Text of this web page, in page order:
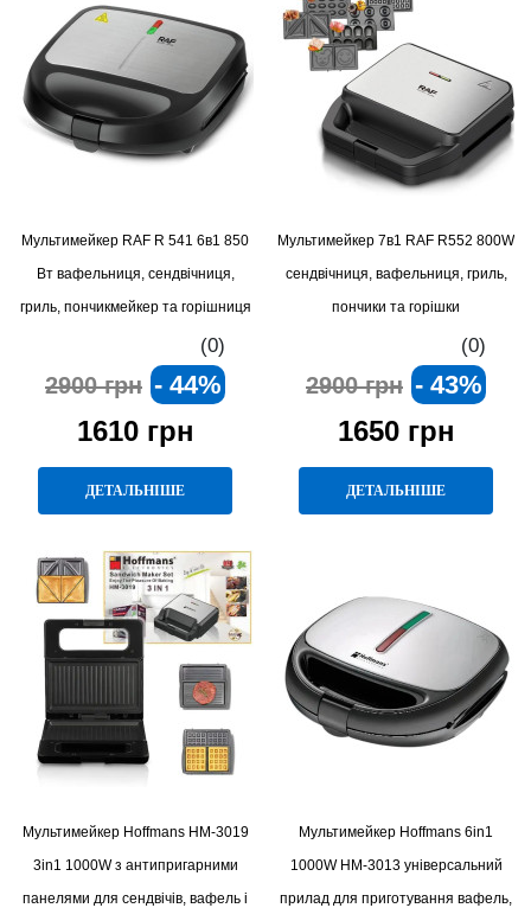
Мультимейкер RAF R 541 6в1 850
Вт вафельниця, сендвічниця,
гриль, пончикмейкер та горішниця
з антипригарними пластинами
(0)
2900 грн - 44%
1610 грн
ДЕТАЛЬНІШЕ
Мультимейкер 7в1 RAF R552 800W
сендвічниця, вафельниця, гриль,
пончики та горішки
(0)
2900 грн - 43%
1650 грн
ДЕТАЛЬНІШЕ
Мультимейкер Hoffmans HM-3019
3in1 1000W з антипригарними
панелями для сендвічів, вафель і
Мультимейкер Hoffmans 6in1
1000W HM-3013 універсальний
прилад для приготування вафель,